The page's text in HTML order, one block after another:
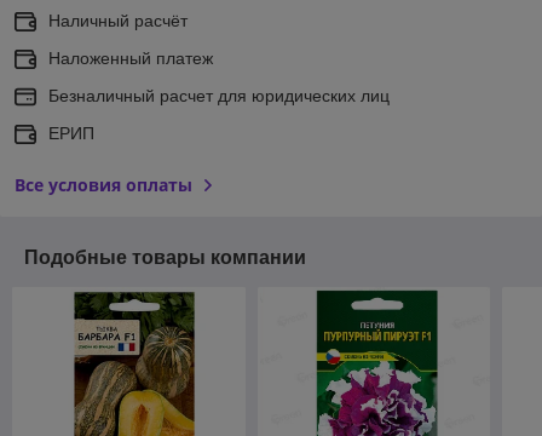
Наличный расчёт
Наложенный платеж
Безналичный расчет для юридических лиц
ЕРИП
Все условия оплаты
Подобные товары компании